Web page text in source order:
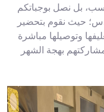
بل نصل بوجباتكم
حيث نقوم بتحضير
وتوصيلها مباشرة
بهجة الشهر